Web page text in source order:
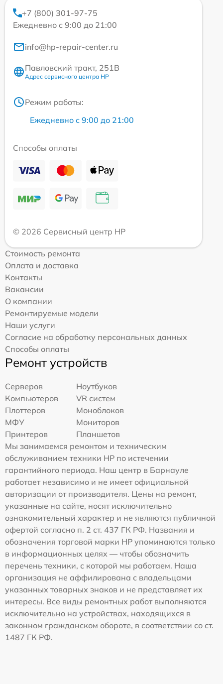
+7 (800) 301-97-75
Ежедневно с 9:00 до 21:00
info@hp-repair-center.ru
Павловский тракт, 251В
Адрес сервисного центра HP
Режим работы:
Ежедневно с 9:00 до 21:00
Способы оплаты
© 2026 Сервисный центр HP
Стоимость ремонта
Оплата и доставка
Контакты
Вакансии
О компании
Ремонтируемые модели
Наши услуги
Согласие на обработку персональных данных
Способы оплаты
Ремонт устройств
Серверов
Ноутбуков
Компьютеров
VR систем
Плоттеров
Моноблоков
МФУ
Мониторов
Принтеров
Планшетов
Мы занимаемся ремонтом и техническим
обслуживанием техники HP по истечении
гарантийного периода. Наш центр в Барнауле
работает независимо и не имеет официальной
авторизации от производителя. Цены на ремонт,
указанные на сайте, носят исключительно
ознакомительный характер и не являются публичной
офертой согласно п. 2 ст. 437 ГК РФ. Названия и
обозначения торговой марки HP упоминаются только
в информационных целях — чтобы обозначить
перечень техники, с которой мы работаем. Наша
организация не аффилирована с владельцами
указанных товарных знаков и не представляет их
интересы. Все виды ремонтных работ выполняются
исключительно на устройствах, находящихся в
законном гражданском обороте, в соответствии со ст.
1487 ГК РФ.